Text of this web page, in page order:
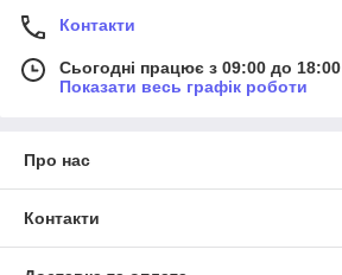
Контакти
Сьогодні працює з 09:00 до 18:00
Показати весь графік роботи
Про нас
Контакти